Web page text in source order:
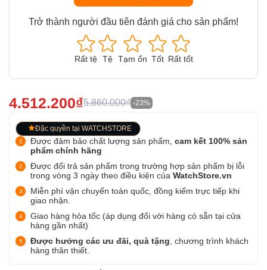
Trở thành người đầu tiên đánh giá cho sản phẩm!
Rất tệ Tệ Tạm ổn Tốt Rất tốt
4.512.200₫5.860.000₫ -23%
Đặc quyền tại WATCHSTORE
Được đảm bảo chất lượng sản phẩm, cam kết 100% sản
phẩm chính hãng
Được đổi trả sản phẩm trong trường hợp sản phẩm bị lỗi
trong vòng 3 ngày theo điều kiện của WatchStore.vn
Miễn phí vận chuyển toàn quốc, đồng kiểm trực tiếp khi
giao nhận.
Giao hàng hỏa tốc (áp dụng đối với hàng có sẵn tại cửa
hàng gần nhất)
Được hưởng các ưu đãi, quà tặng , chương trình khách
hàng thân thiết.